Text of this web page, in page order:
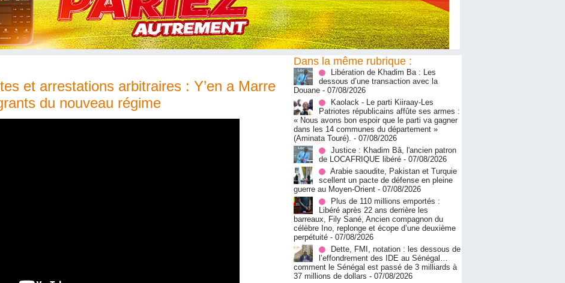
et arrestations arbitraires : Y’en a Marre
du nouveau régime
Dans la même rubrique :
Libération de Khadim Ba : Les
dessous d’une transaction avec la
Douane - 07/08/2026
Kaolack - Le parti Kiiraay-Les
Patriotes républicains affûte ses armes :
« Nous avons bon espoir que le parti va gagner
dans les 14 communes du département »
(Aminata Touré). - 07/08/2026
Justice : Khadim Bâ, l'ancien patron
de LOCAFRIQUE libéré - 07/08/2026
Arabie saoudite, Pakistan et Turquie
scellent un pacte de défense en pleine
guerre au Moyen-Orient - 07/08/2026
Plus de 110 millions emportés :
Libéré après 22 ans derrière les
barreaux, Fily Sané, Ancien compagnon du
célèbre Ino, replonge et écope d’une deuxième
perpétuité - 07/08/2026
Dette, FMI, notation : les dessous de
l’effondrement des IDE au Sénégal…
comment le Sénégal est passé de 3 milliards à
37 millions de dollars - 07/08/2026